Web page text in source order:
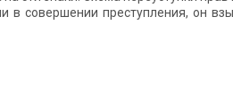
в совершении преступления, он